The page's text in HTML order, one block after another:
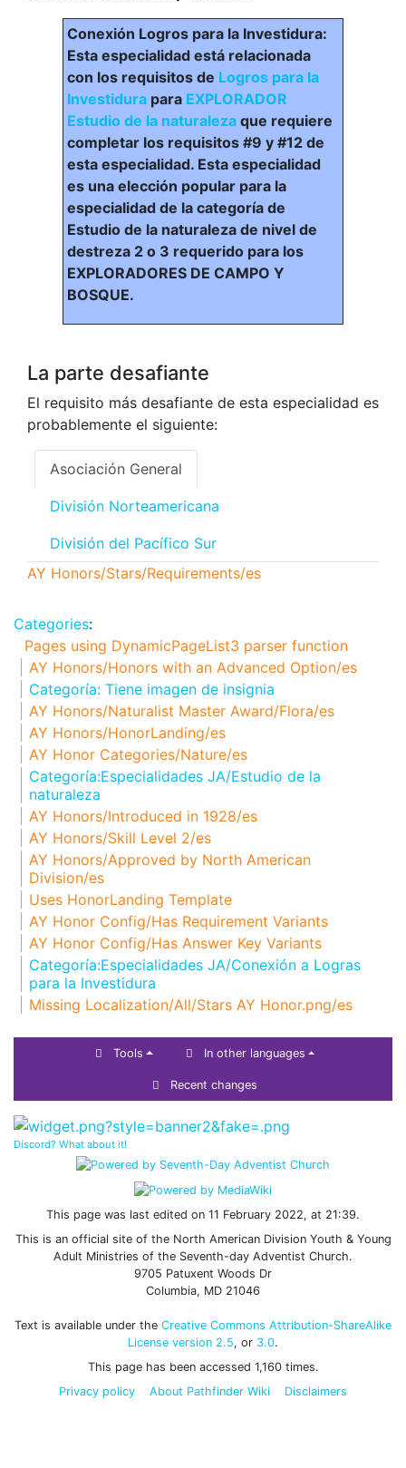
Conexión Logros para la Investidura:
Esta especialidad está relacionada
con los requisitos de Logros para la
Investidura para EXPLORADOR
Estudio de la naturaleza que requiere
completar los requisitos #9 y #12 de
esta especialidad. Esta especialidad
es una elección popular para la
especialidad de la categoría de
Estudio de la naturaleza de nivel de
destreza 2 o 3 requerido para los
EXPLORADORES DE CAMPO Y
BOSQUE.
La parte desafiante
El requisito más desafiante de esta especialidad es
probablemente el siguiente:
Asociación General
División Norteamericana
División del Pacífico Sur
AY Honors/Stars/Requirements/es
Categories:
Pages using DynamicPageList3 parser function
AY Honors/Honors with an Advanced Option/es
Categoría: Tiene imagen de insignia
AY Honors/Naturalist Master Award/Flora/es
AY Honors/HonorLanding/es
AY Honor Categories/Nature/es
Categoría:Especialidades JA/Estudio de la
naturaleza
AY Honors/Introduced in 1928/es
AY Honors/Skill Level 2/es
AY Honors/Approved by North American
Division/es
Uses HonorLanding Template
AY Honor Config/Has Requirement Variants
AY Honor Config/Has Answer Key Variants
Categoría:Especialidades JA/Conexión a Logras
para la Investidura
Missing Localization/All/Stars AY Honor.png/es
Tools In other languages
Recent changes
Discord? What about it!
This page was last edited on 11 February 2022, at 21:39.
This is an official site of the North American Division Youth & Young
Adult Ministries of the Seventh-day Adventist Church.
9705 Patuxent Woods Dr
Columbia, MD 21046
Text is available under the Creative Commons Attribution-ShareAlike
License version 2.5, or 3.0.
This page has been accessed 1,160 times.
Privacy policy
About Pathfinder Wiki Disclaimers